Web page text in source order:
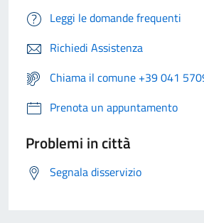
Leggi le domande frequenti
Richiedi Assistenza
Chiama il comune +39 041
Prenota un appuntamento
Problemi in città
Segnala disservizio